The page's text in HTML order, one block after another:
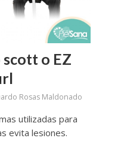
scott o EZ
Rosas Maldonado
utilizadas para
evita lesiones.